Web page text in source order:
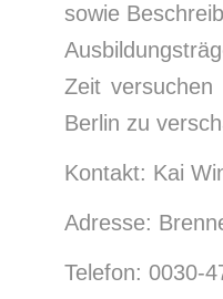
sowie
Zeit
Berlin zu
Kontakt: Kai
Adresse:
Telefon: 0030-